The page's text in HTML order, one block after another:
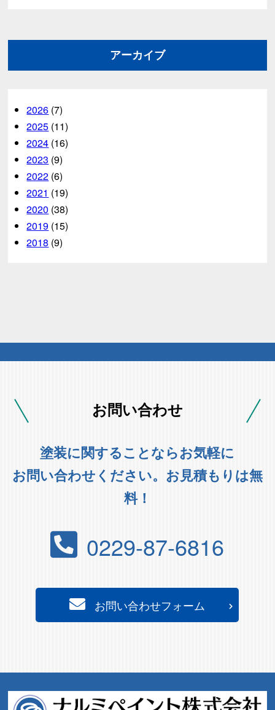
アーカイブ
2026 (7)
2025 (11)
2024 (16)
2023 (9)
2022 (6)
2021 (19)
2020 (38)
2019 (15)
2018 (9)
お問い合わせ
塗装に関することならお気軽に
お問い合わせください。お見積もりは無
料！
0229-87-6816
お問い合わせフォーム